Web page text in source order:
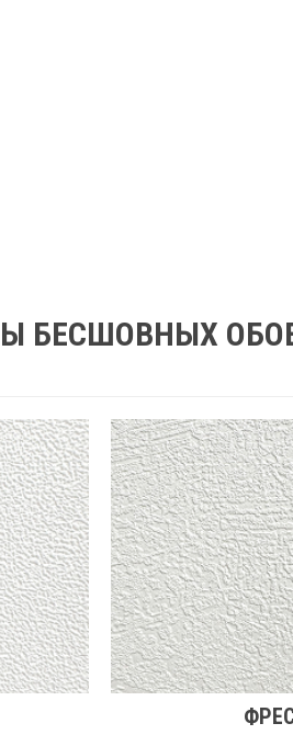
БЕСШОВНЫХ